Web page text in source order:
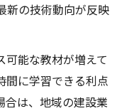
新の技術動向が反映
可能な教材が増えて
間に学習できる利点
合は、地域の建設業